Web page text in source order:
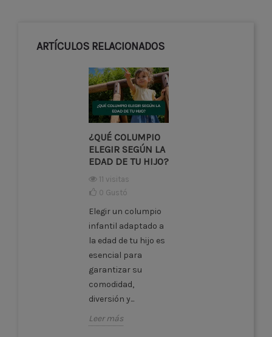
ARTÍCULOS RELACIONADOS
¿QUÉ COLUMPIO
ELEGIR SEGÚN LA
EDAD DE TU HIJO?
11 visitas
0 Gustó
Elegir un columpio
infantil adaptado a
la edad de tu hijo es
esencial para
garantizar su
comodidad,
diversión y...
Leer más